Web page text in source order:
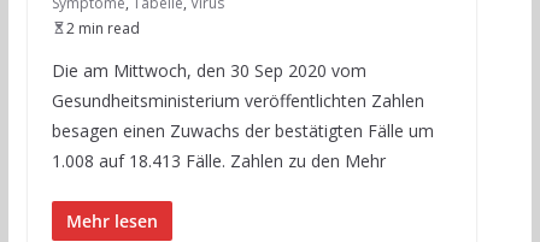
2 min read
Die am Mittwoch, den 30 Sep 2020 vom
Gesundheitsministerium veröffentlichten Zahlen
besagen einen Zuwachs der bestätigten Fälle um
1.008 auf 18.413 Fälle. Zahlen zu den Mehr
Mehr lesen